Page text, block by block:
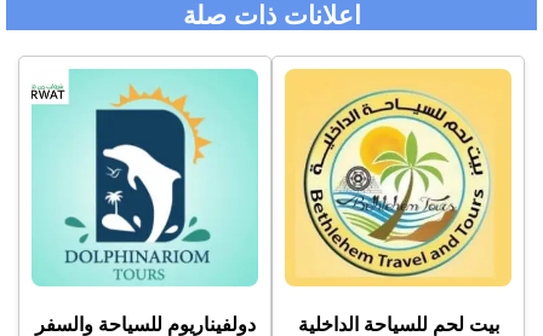
اعلانات ذات صلة
بيت لحم للسياحة الداخلية دولفيناريوم للسياحة والسفر